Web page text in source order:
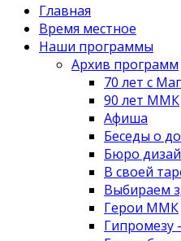
Главная
Время местное
Наши программы
Архив программ
70 лет с
90 лет ММК
Афиша
Беседы о
Бюро
В своей
Выбираем
Герои ММК
Гипромезу